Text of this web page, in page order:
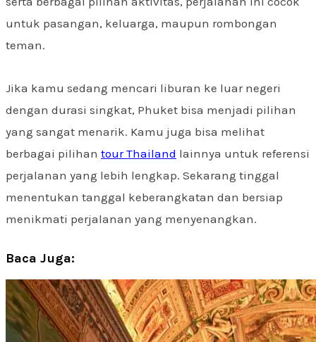
untuk pasangan, keluarga, maupun rombongan
teman.
Jika kamu sedang mencari liburan ke luar negeri
dengan durasi singkat, Phuket bisa menjadi pilihan
yang sangat menarik. Kamu juga bisa melihat
berbagai pilihan tour Thailand lainnya untuk referensi
perjalanan yang lebih lengkap. Sekarang tinggal
menentukan tanggal keberangkatan dan bersiap
menikmati perjalanan yang menyenangkan.
Baca Juga: